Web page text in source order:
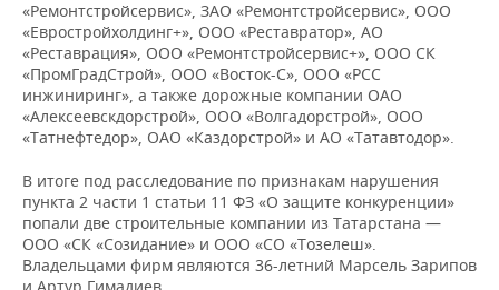
«Ремонтстройсервис», ЗАО «Ремонтстройсервис», ООО
«Евростройхолдинг+», ООО «Реставратор», АО
«Реставрация», ООО «Ремонтстройсервис+», ООО СК
«ПромГрадСтрой», ООО «Восток-С», ООО «РСС
инжиниринг», а также дорожные компании ОАО
«Алексеевскдорстрой», ООО «Волгадорстрой», ООО
«Татнефтедор», ОАО «Каздорстрой» и АО «Татавтодор».
В итоге под расследование по признакам нарушения
пункта 2 части 1 статьи 11 ФЗ «О защите конкуренции»
попали две строительные компании из Татарстана —
ООО «СК «Созидание» и ООО «СО «Тозелеш».
Владельцами фирм являются 36-летний Марсель Зарипов